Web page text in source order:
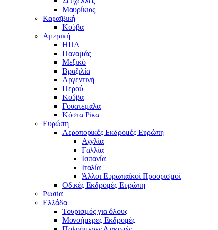
Μαυρίκιος
Καραϊβική
Κούβα
Αμερική
ΗΠΑ
Παναμάς
Μεξικό
Βραζιλία
Αργεντινή
Περού
Κούβα
Γουατεμάλα
Κόστα Ρίκα
Ευρώπη
Αεροπορικές Εκδρομές Ευρώπη
Αγγλία
Γαλλία
Ισπανία
Ιταλία
Άλλοι Ευρωπαϊκοί Προορισμοί
Οδικές Εκδρομές Ευρώπη
Ρωσία
Ελλάδα
Τουρισμός για όλους
Mονοήμερες Εκδρομές